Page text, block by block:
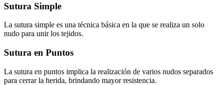
Sutura Simple
La sutura simple es una técnica básica en la que se realiza un solo
nudo para unir los tejidos.
Sutura en Puntos
La sutura en puntos implica la realización de varios nudos separados
para cerrar la herida, brindando mayor resistencia.